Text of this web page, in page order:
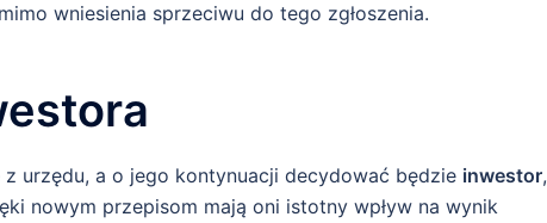
wniesienia sprzeciwu do tego zgłoszenia.
urzędu, a o jego kontynuacji decydować będzie inwestor,
nowym przepisom mają oni istotny wpływ na wynik